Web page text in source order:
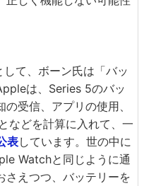
て、ボーン氏は「バッ
は、Series 5のバッ
受信、アプリの使用、
などを計算に入れて、一
表しています。世の中に
Watchと同じように通
さえつつ、バッテリーを